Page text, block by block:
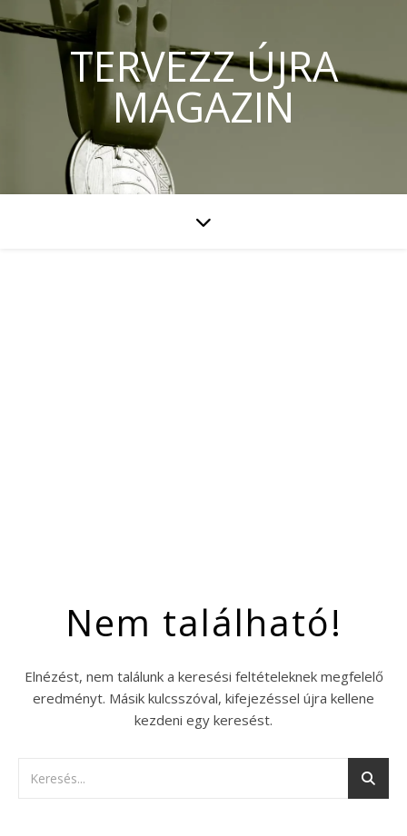
TERVEZZ ÚJRA
MAGAZIN
Nem található!
Elnézést, nem találunk a keresési feltételeknek megfelelő
eredményt. Másik kulcsszóval, kifejezéssel újra kellene
kezdeni egy keresést.